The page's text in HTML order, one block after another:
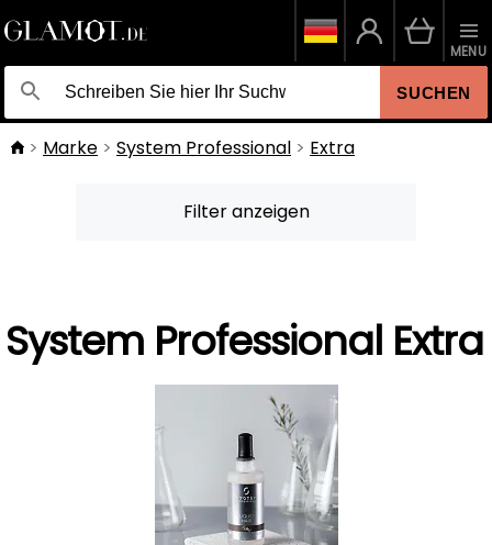
SUCHEN
MENU
Marke System Professional Extra
Filter anzeigen
System Professional Extra